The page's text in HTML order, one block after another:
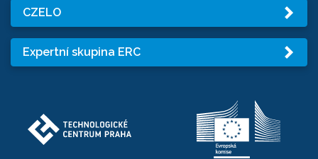
CZELO
Expertní skupina ERC